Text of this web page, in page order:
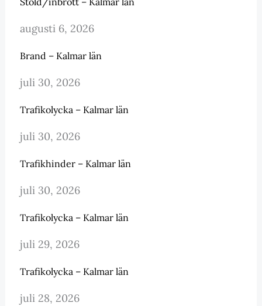
augusti 6, 2026
Brand – Kalmar län
juli 30, 2026
Trafikolycka – Kalmar län
juli 30, 2026
Trafikhinder – Kalmar län
juli 30, 2026
Trafikolycka – Kalmar län
juli 29, 2026
Trafikolycka – Kalmar län
juli 28, 2026